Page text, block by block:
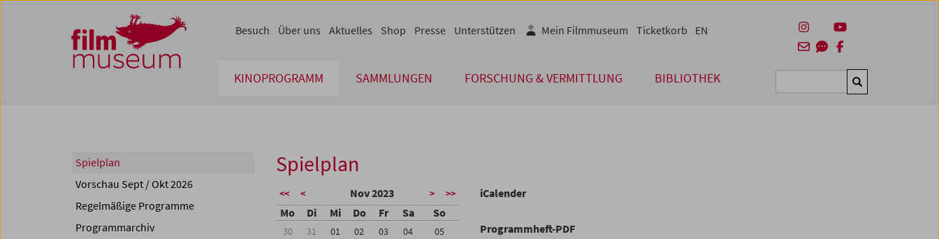
Zum Inhalt
Zum Hauptmenü
Zur Servicenavigation
Zum Suche
KINOPROGRAMM SAMMLUNGEN FORSCHUNG & VERMITTLUNG BIBLIOTHEK Suchen
Besuch Über uns Aktuelles Shop Presse Unterstützen Mein Filmmuseum Ticketkorb EN
Spielplan
Vorschau Sept / Okt 2026
Regelmäßige Programme
Programmarchiv
Spielplan
<< < Nov 2023 > >>
Mo Di Mi Do Fr Sa So
30 31 01 02 03 04
05
iCalender
Programmheft-PDF